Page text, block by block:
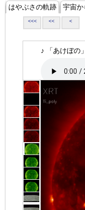
はやぶさの軌跡 宇宙か
<<< << <
♪ 「あけぼの」